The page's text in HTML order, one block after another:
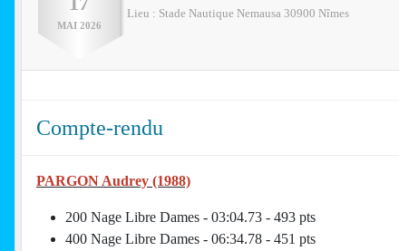
MAI 2026
Lieu : Stade Nautique Nemausa 30900 Nîmes
Compte-rendu
PARGON Audrey (1988)
200 Nage Libre Dames - 03:04.73 - 493 pts
400 Nage Libre Dames - 06:34.78 - 451 pts